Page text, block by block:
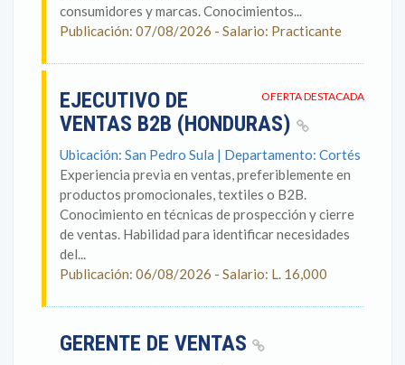
consumidores y marcas. Conocimientos...
Publicación: 07/08/2026 - Salario: Practicante
OFERTA DESTACADA
EJECUTIVO DE
VENTAS B2B (HONDURAS)
Ubicación: San Pedro Sula | Departamento: Cortés
Experiencia previa en ventas, preferiblemente en
productos promocionales, textiles o B2B.
Conocimiento en técnicas de prospección y cierre
de ventas. Habilidad para identificar necesidades
del...
Publicación: 06/08/2026 - Salario: L. 16,000
GERENTE DE VENTAS